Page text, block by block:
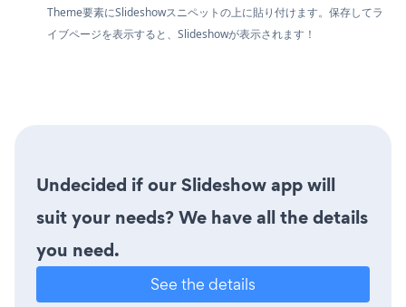
Theme要素にSlideshowスニペットの上に貼り付けます。保存してラ
イブページを表示すると、Slideshowが表示されます！
Undecided if our Slideshow app will
suit your needs? We have all the details
you need.
See the details